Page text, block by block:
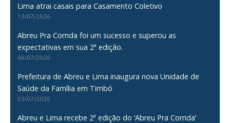
Lima atrai casais para Casamento Coletivo
13/07/2026
Abreu Pra Corrida foi um sucesso e superou as
expectativas em sua 2ª edição.
06/07/2026
Prefeitura de Abreu e Lima inaugura nova Unidade de
Saúde da Família em Timbó
03/07/2026
Abreu e Lima recebe 2ª edição do ‘Abreu Pra Corrida’